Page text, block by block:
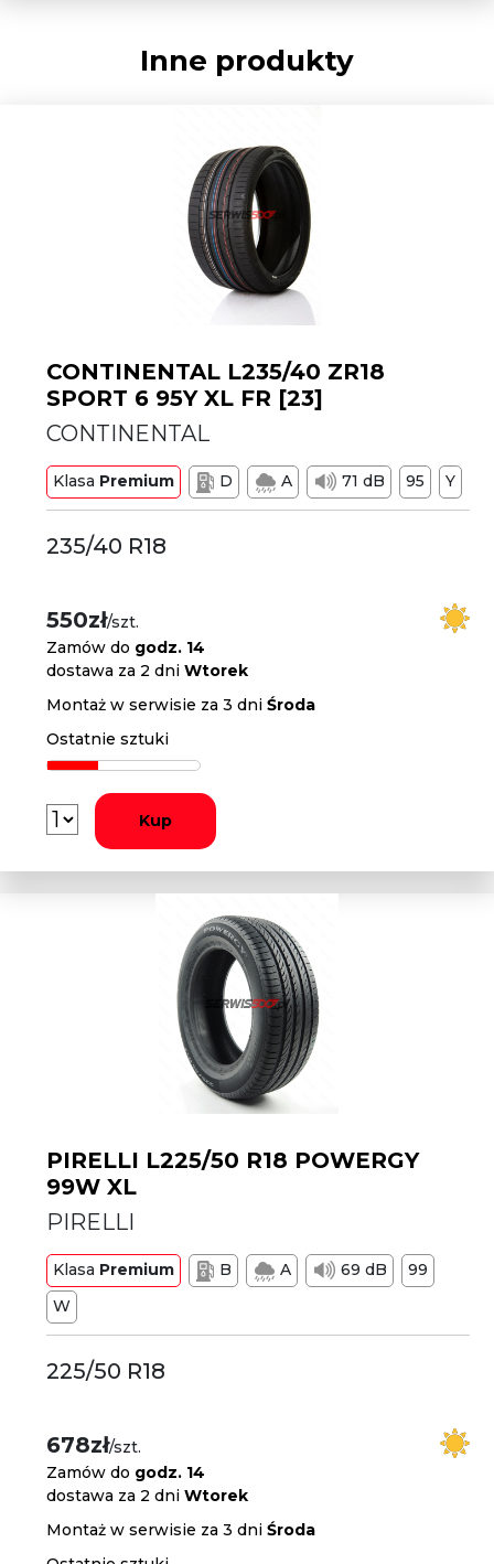
Inne produkty
CONTINENTAL L235/40 ZR18
SPORT 6 95Y XL FR [23]
CONTINENTAL
Klasa Premium D A 71 dB 95 Y
235/40 R18
550zł/szt.
Zamów do godz. 14
dostawa za 2 dniWtorek
Montaż w serwisie za 3 dniŚroda
Ostatnie sztuki
Kup
PIRELLI L225/50 R18 POWERGY
99W XL
PIRELLI
Klasa Premium B A 69 dB
99
W
225/50 R18
678zł/szt.
Zamów do godz. 14
dostawa za 2 dniWtorek
Montaż w serwisie za 3 dniŚroda